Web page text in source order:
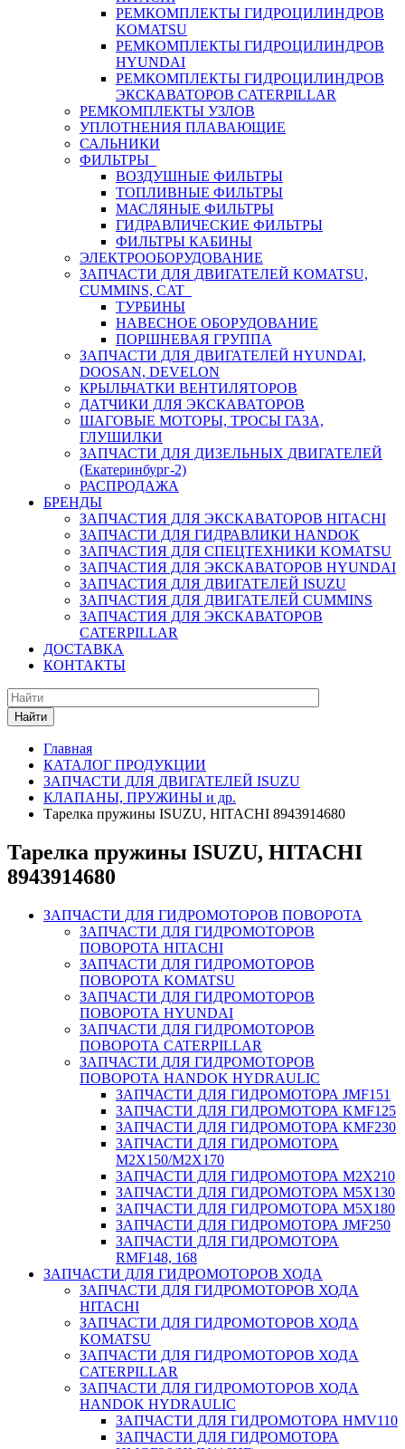
РЕМКОМПЛЕКТЫ ГИДРОЦИЛИНДРОВ
KOMATSU
РЕМКОМПЛЕКТЫ ГИДРОЦИЛИНДРОВ
HYUNDAI
РЕМКОМПЛЕКТЫ ГИДРОЦИЛИНДРОВ
ЭКСКАВАТОРОВ CATERPILLAR
РЕМКОМПЛЕКТЫ УЗЛОВ
УПЛОТНЕНИЯ ПЛАВАЮЩИЕ
САЛЬНИКИ
ФИЛЬТРЫ
ВОЗДУШНЫЕ ФИЛЬТРЫ
ТОПЛИВНЫЕ ФИЛЬТРЫ
МАСЛЯНЫЕ ФИЛЬТРЫ
ГИДРАВЛИЧЕСКИЕ ФИЛЬТРЫ
ФИЛЬТРЫ КАБИНЫ
ЭЛЕКТРООБОРУДОВАНИЕ
ЗАПЧАСТИ ДЛЯ ДВИГАТЕЛЕЙ KOMATSU,
CUMMINS, CAT
ТУРБИНЫ
НАВЕСНОЕ ОБОРУДОВАНИЕ
ПОРШНЕВАЯ ГРУППА
ЗАПЧАСТИ ДЛЯ ДВИГАТЕЛЕЙ HYUNDAI,
DOOSAN, DEVELON
КРЫЛЬЧАТКИ ВЕНТИЛЯТОРОВ
ДАТЧИКИ ДЛЯ ЭКСКАВАТОРОВ
ШАГОВЫЕ МОТОРЫ, ТРОСЫ ГАЗА,
ГЛУШИЛКИ
ЗАПЧАСТИ ДЛЯ ДИЗЕЛЬНЫХ ДВИГАТЕЛЕЙ
(Екатеринбург-2)
РАСПРОДАЖА
БРЕНДЫ
ЗАПЧАСТИЯ ДЛЯ ЭКСКАВАТОРОВ HITACHI
ЗАПЧАСТИ ДЛЯ ГИДРАВЛИКИ HANDOK
ЗАПЧАСТИЯ ДЛЯ СПЕЦТЕХНИКИ KOMATSU
ЗАПЧАСТИЯ ДЛЯ ЭКСКАВАТОРОВ HYUNDAI
ЗАПЧАСТИЯ ДЛЯ ДВИГАТЕЛЕЙ ISUZU
ЗАПЧАСТИЯ ДЛЯ ДВИГАТЕЛЕЙ CUMMINS
ЗАПЧАСТИЯ ДЛЯ ЭКСКАВАТОРОВ
CATERPILLAR
ДОСТАВКА
КОНТАКТЫ
Найти
Главная
КАТАЛОГ ПРОДУКЦИИ
ЗАПЧАСТИ ДЛЯ ДВИГАТЕЛЕЙ ISUZU
КЛАПАНЫ, ПРУЖИНЫ и др.
Тарелка пружины ISUZU, HITACHI 8943914680
Тарелка пружины ISUZU, HITACHI
8943914680
ЗАПЧАСТИ ДЛЯ ГИДРОМОТОРОВ ПОВОРОТА
ЗАПЧАСТИ ДЛЯ ГИДРОМОТОРОВ
ПОВОРОТА HITACHI
ЗАПЧАСТИ ДЛЯ ГИДРОМОТОРОВ
ПОВОРОТА KOMATSU
ЗАПЧАСТИ ДЛЯ ГИДРОМОТОРОВ
ПОВОРОТА HYUNDAI
ЗАПЧАСТИ ДЛЯ ГИДРОМОТОРОВ
ПОВОРОТА CATERPILLAR
ЗАПЧАСТИ ДЛЯ ГИДРОМОТОРОВ
ПОВОРОТА HANDOK HYDRAULIC
ЗАПЧАСТИ ДЛЯ ГИДРОМОТОРА JMF151
ЗАПЧАСТИ ДЛЯ ГИДРОМОТОРА KMF125
ЗАПЧАСТИ ДЛЯ ГИДРОМОТОРА KMF230
ЗАПЧАСТИ ДЛЯ ГИДРОМОТОРА
M2X150/M2X170
ЗАПЧАСТИ ДЛЯ ГИДРОМОТОРА M2X210
ЗАПЧАСТИ ДЛЯ ГИДРОМОТОРА M5X130
ЗАПЧАСТИ ДЛЯ ГИДРОМОТОРА M5X180
ЗАПЧАСТИ ДЛЯ ГИДРОМОТОРА JMF250
ЗАПЧАСТИ ДЛЯ ГИДРОМОТОРА
RMF148, 168
ЗАПЧАСТИ ДЛЯ ГИДРОМОТОРОВ ХОДА
ЗАПЧАСТИ ДЛЯ ГИДРОМОТОРОВ ХОДА
HITACHI
ЗАПЧАСТИ ДЛЯ ГИДРОМОТОРОВ ХОДА
KOMATSU
ЗАПЧАСТИ ДЛЯ ГИДРОМОТОРОВ ХОДА
CATERPILLAR
ЗАПЧАСТИ ДЛЯ ГИДРОМОТОРОВ ХОДА
HANDOK HYDRAULIC
ЗАПЧАСТИ ДЛЯ ГИДРОМОТОРА HMV110
ЗАПЧАСТИ ДЛЯ ГИДРОМОТОРА